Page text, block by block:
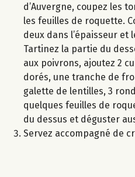
d’Auvergne, coupez les
les feuilles de roquette.
deux dans l’épaisseur et
Tartinez la partie du
aux poivrons, ajoutez 2
dorés, une tranche de
galette de lentilles, 3
quelques feuilles de
du dessus et déguster
Servez accompagné de